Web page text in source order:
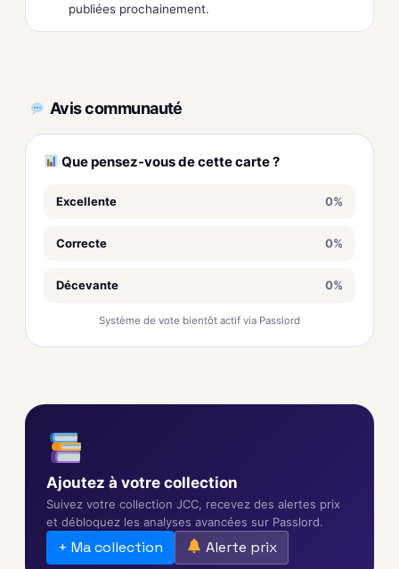
publiées prochainement.
Avis communauté
Que pensez-vous de cette carte ?
Excellente 0%
Correcte 0%
Décevante 0%
Système de vote bientôt actif via Passlord
Ajoutez à votre collection
Suivez votre collection JCC, recevez des alertes prix
et débloquez les analyses avancées sur Passlord.
+ Ma collection Alerte prix